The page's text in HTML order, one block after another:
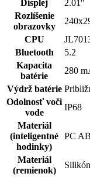
Displej
2.01″
Rozlíšenie
obrazovky
CPU
Bluetooth
5.2
Kapacita
batérie
280
Výdrž batérie
Odolnosť voči
vode
IP68
Materiál
(inteligentné
hodinky)
PC
Materiál
(remienok)
Silikón